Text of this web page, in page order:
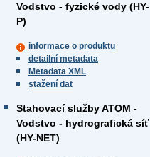
Vodstvo - fyzické vody (HY-
P)
informace o produktu
detailní metadata
Metadata XML
stažení dat
Stahovací služby ATOM -
Vodstvo - hydrografická síť
(HY-NET)